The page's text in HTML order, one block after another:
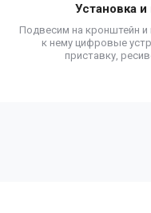
Установка и
Подвесим на кронштейн
к нему цифровые
приставку,